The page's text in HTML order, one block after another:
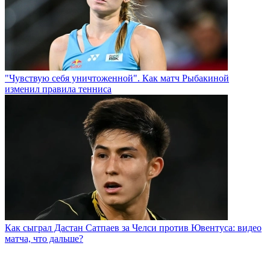
"Чувствую себя уничтоженной". Как матч Рыбакиной
изменил правила тенниса
Как сыграл Дастан Сатпаев за Челси против Ювентуса: видео
матча, что дальше?